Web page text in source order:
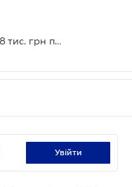
Строк подання заявок на виплату 8 тис. грн подовжено
увійти